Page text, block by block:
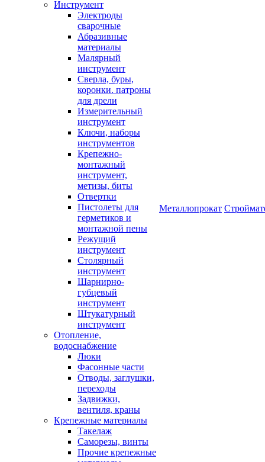
Инструмент
Электроды
сварочные
Абразивные
материалы
Малярный
инструмент
Сверла, буры,
коронки. патроны
для дрели
Измерительный
инструмент
Ключи, наборы
инструментов
Крепежно-
монтажный
инструмент,
метизы, биты
Отвертки
Пистолеты для
герметиков и
монтажной пены
Режущий
инструмент
Столярный
инструмент
Шарнирно-
губцевый
инструмент
Штукатурный
инструмент
Отопление,
водоснабжение
Люки
Фасонные части
Отводы, заглушки,
переходы
Задвижки,
вентиля, краны
Крепежные материалы
Такелаж
Саморезы, винты
Прочие крепежные
Металлопрокат